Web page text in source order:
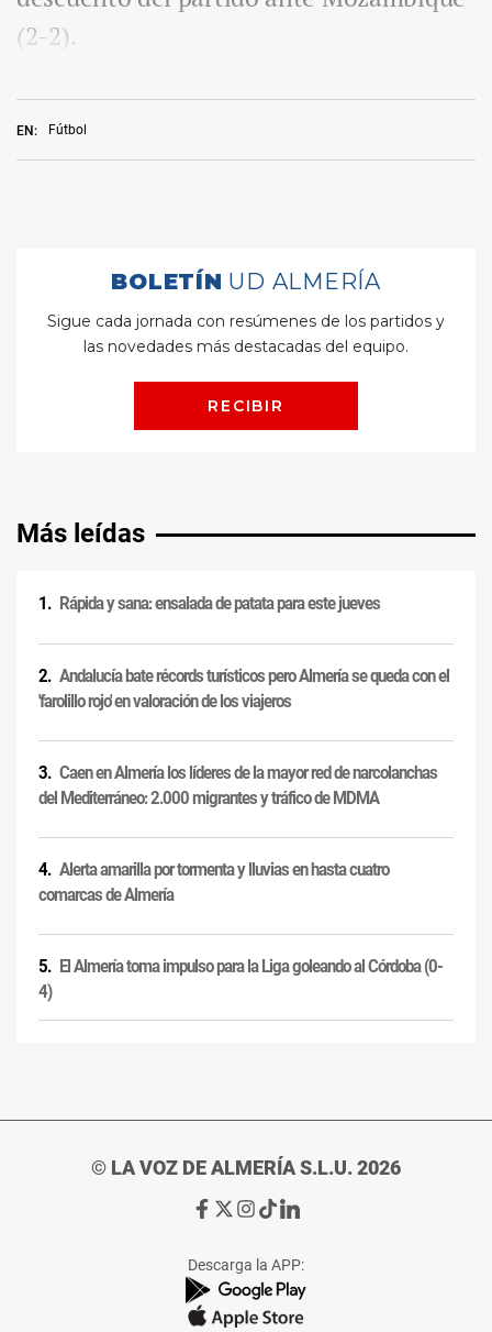
EN: Fútbol
(2-2).
Más leídas
Rápida y sana: ensalada de patata para este jueves
Andalucía bate récords turísticos pero Almería se queda con el
'farolillo rojo' en valoración de los viajeros
Caen en Almería los líderes de la mayor red de narcolanchas
del Mediterráneo: 2.000 migrantes y tráfico de MDMA
Alerta amarilla por tormenta y lluvias en hasta cuatro
comarcas de Almería
El Almería toma impulso para la Liga goleando al Córdoba (0-
4)
© LA VOZ DE ALMERÍA S.L.U. 2026
Ir
de
La
Voz
Ir
de
La
Voz
Ir
de
La
Voz
Ir
de
La
Voz
Ir
de
La
Voz
Descarga la APP: